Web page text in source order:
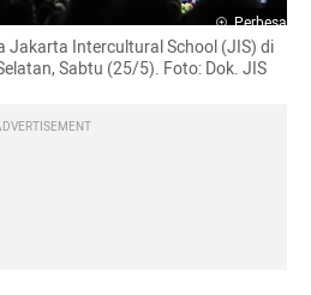
Perbesar
Jakarta Intercultural School (JIS) di
Sabtu (25/5). Foto: Dok. JIS